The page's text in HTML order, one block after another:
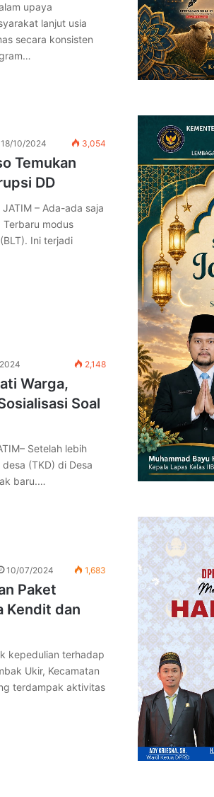
upaya
lanjut usia
secara konsisten
18/10/2024 3,054
Temukan
DD
– Ada-ada saja
modus
Ini terjadi
2,148
Warga,
Soal
Setelah lebih
(TKD) di Desa
baru.…
10/07/2024 1,683
Paket
Kendit dan
kepedulian terhadap
Ukir, Kecamatan
terdampak aktivitas